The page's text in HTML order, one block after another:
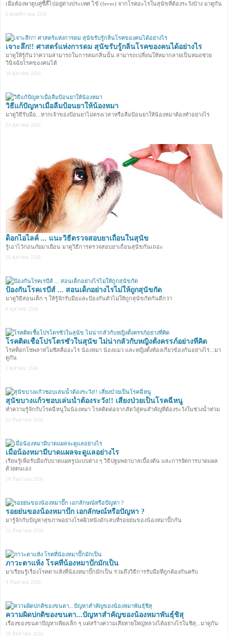
เมื่อต้องพาตูบคู่ซี้ลี้ไปอยู่ต่างประเทศ ไข้ (fever) จากโรคอะไรในสุนัขที่ต้องระวังบ้าง มาดูกัน
6 พฤศจิกายน 2556
เจาะลึก!! ศาสตร์แห่งการดม สุนัขรับรู้กลิ่นโรคของคนได้อย่างไร
มาดูให้รู้กันว่าความสามารถในการดมกลิ่นนั้น สามารถเปลี่ยนให้หมากลายเป็นหมอช่วย
วินิจฉัยโรคของคนได้
30 ตุลาคม 2556
วิธีแก้ปัญหาเมื่อลืมป้อนยาให้น้องหมา
มาดูวิธีรับมือ...หากเจ้าของป้อนยาไม่ตรงเวลาหรือลืมป้อนยาให้น้องหมาต้องทำอย่างไร
23 ตุลาคม 2556
ด็อกไอไลค์ ... แนะวิธีตรวจสอบยาเถื่อนในสุนัข
รู้เอาไว้ก่อนภัยมาเยือน มาดูวิธีการตรวจสอบยาเถื่อนสุนัขกันเถอะ
16 ตุลาคม 2556
ป้องกันโรคเรบีส์ ... สอนเด็กอย่างไรไม่ให้ถูกสุนัขกัด
มาดูวิธีสอนเด็ก ๆ ให้รู้จักรับมือและป้องกันตัวไม่ให้ถูกสุนัขกัดกันดีกว่า
9 ตุลาคม 2556
โรคติดเชื้อโปรโตรซัวในสุนัข ไม่น่ากลัวกับหญิงตั้งครรภ์อย่างที่คิด
โรคท็อกโซพลาสโมซิสคืออะไร น้องหมา น้องแมว และหญิงตั้งท้องเกี่ยวข้องกันอย่างไร...มา
ดูกัน
2 ตุลาคม 2556
สุนัขบางแก้วชอบเล่นน้ำต้องระวัง!! เสี่ยงป่วยเป็นโรคฉี่หนู
ทำความรู้จักกับโรคฉี่หนูในน้องหมา โรคติดต่อจากสัตว์สู่คนสำคัญที่ต้องระวังในช่วงน้ำท่วม
25 กันยายน 2556
เมื่อน้องหมามีบาดแผลจะดูแลอย่างไร
เรียนรู้เพื่อรับมือกับบาดแผลรูปแบบต่าง ๆ วิธีปฐมพยาบาลเบื้องต้น และการจัดการบาดแผล
ด้วยตนเอง
18 กันยายน 2556
รอยย่นของน้องหมาปั๊ก เอกลักษณ์หรือปัญหา ?
มารู้จักกับปัญหาสุขภาพอย่างโรคผิวหนังอักเสบที่รอยย่นของน้องหมาปั๊กกัน
11 กันยายน 2556
ภาวะตาแห้ง โรคที่น้องหมาปั๊กมักเป็น
มาเรียนรู้เรื่องโรคตาแห้งที่น้องหมาปั๊กมักเป็น รวมถึงวิธีการรับมือที่ถูกต้องกันครับ
4 กันยายน 2556
ความผิดปกติของขนตา...ปัญหาสำคัญของน้องหมาพันธุ์ชิสุ
เรื่องของขนตาปัญหาเพียงเล็ก ๆ แต่สร้างความเสียหายใหญ่หลวงได้อย่างไรในชิสุ...มาดูกัน
28 สิงหาคม 2556